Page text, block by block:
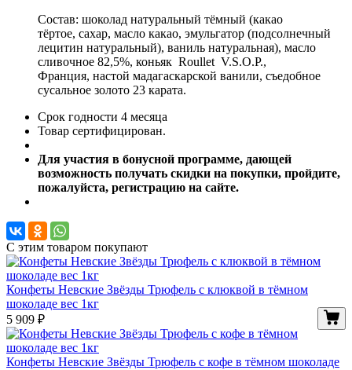
Состав: шоколад натуральный тёмный (какао
тёртое, сахар, масло какао, эмульгатор (подсолнечный
лецитин натуральный), ваниль натуральная), масло
сливочное 82,5%, коньяк Roullet V.S.O.P.,
Франция, настой мадагаскарской ванили, съедобное
сусальное золото 23 карата.
Срок годности 4 месяца
Товар сертифицирован.
Для участия в бонусной программе, дающей
возможность получать скидки на покупки, пройдите,
пожалуйста, регистрацию на сайте.
С этим товаром покупают
Конфеты Невские Звёзды Трюфель с клюквой в тёмном
шоколаде вес 1кг
5 909 ₽
Конфеты Невские Звёзды Трюфель с кофе в тёмном шоколаде